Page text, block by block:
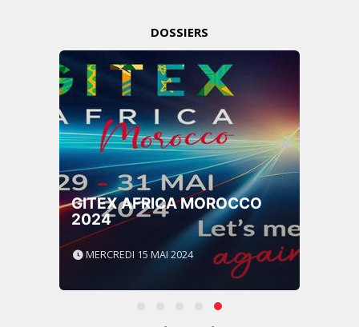
DOSSIERS
GITEX AFRICA MOROCCO
2024
MERCREDI 15 MAI 2024